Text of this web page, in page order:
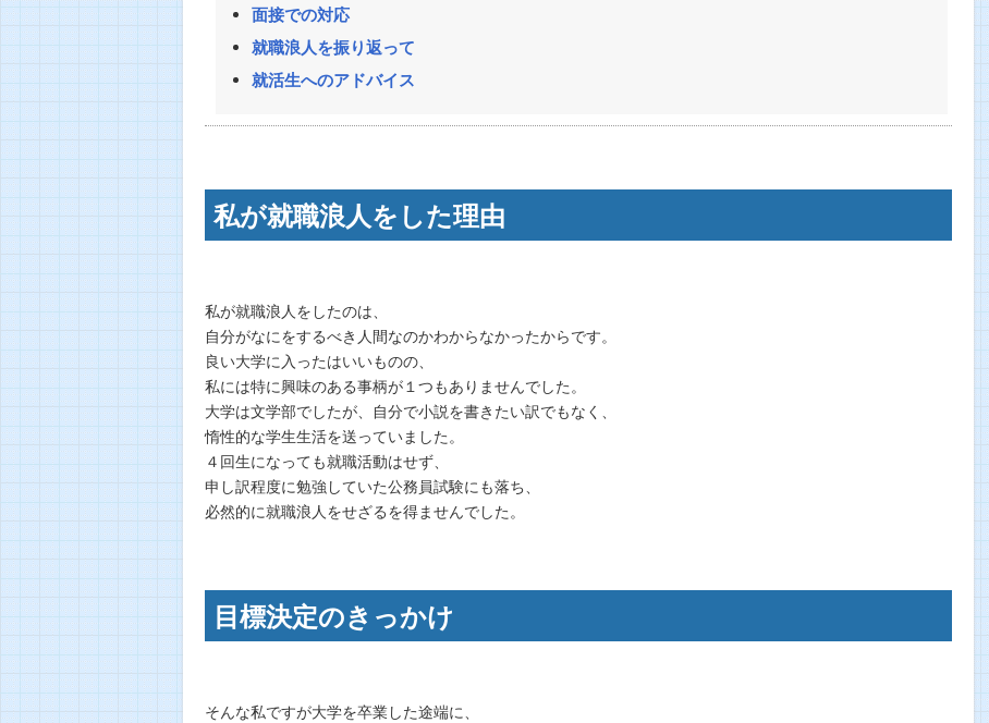
面接での対応
就職浪人を振り返って
就活生へのアドバイス
私が就職浪人をした理由
私が就職浪人をしたのは、
自分がなにをするべき人間なのかわからなかったからです。
良い大学に入ったはいいものの、
私には特に興味のある事柄が１つもありませんでした。
大学は文学部でしたが、自分で小説を書きたい訳でもなく、
惰性的な学生生活を送っていました。
４回生になっても就職活動はせず、
申し訳程度に勉強していた公務員試験にも落ち、
必然的に就職浪人をせざるを得ませんでした。
目標決定のきっかけ
そんな私ですが大学を卒業した途端に、